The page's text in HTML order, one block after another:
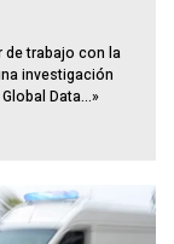
de trabajo con la
investigación
Data...»